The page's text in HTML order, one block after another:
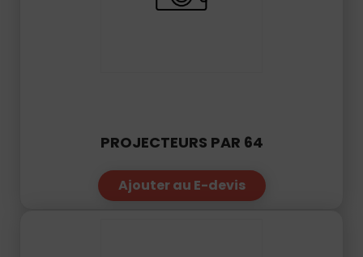
PROJECTEURS PAR 64
Ajouter au E-devis